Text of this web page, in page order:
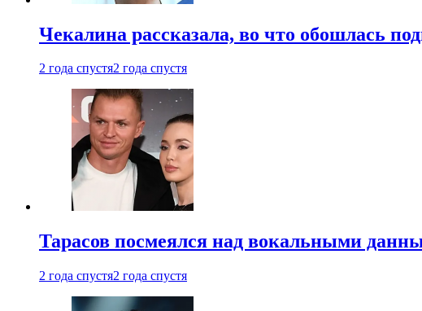
Чекалина рассказала, во что обошлась
2 года спустя2 года спустя
Тарасов посмеялся над вокальными
2 года спустя2 года спустя